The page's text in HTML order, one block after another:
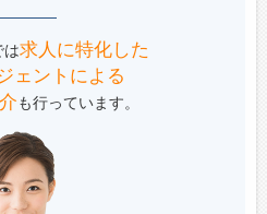
は求人に特化した
ェントによる
も行っています。